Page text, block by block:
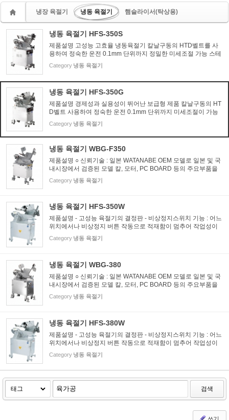
냉장 육절기 냉동 육절기 햄슬라이서(탁상용)
냉동 육절기 HFS-350S
제품설명 고성능 고효율 냉동육절기 칼날구동의 HTD벨트를 사
용하여 정숙한 운전 0.1mm 단위까지 정밀한 미세조절 가능 스테
인레스 계열의 특수강으로 된 칼날 채용으로 내마모성이 뛰어나
내구성이 강함 알루미늄 재질에서 최고급 재질인 7A를 사형주조
Category 냉동 육절기
냉동 육절기 HFS-350G
제품설명 경제성과 실용성이 뛰어난 보급형 제품 칼날구동의 HT
D벨트 사용하여 정숙한 운전 0.1mm 단위까지 미세조절이 가능
스테인레스계열의 특수강으로 된 칼날 채용으로 내구성이 강함
(독일제 칼 옵션) 알루미늄 재질중 최고급 재질인 7A를 사형주조
하여...
Category 냉동 육절기
냉동 육절기 WBG-F350
제품설명 ○ 신뢰기술 : 일본 WATANABE OEM 모델로 일본 및 국
내시장에서 검증된 모델 칼, 모터, PC BOARD 등의 주요부품을
일본 제품화하여 정밀제작된 최고급 모델 ○ 간편조작 : 0.1mm단
위까지 정밀한 두께조절 가능 ○ 청결설계 : 위생을 고려한 구조설
Category 냉동 육절기
냉동 육절기 HFS-350W
제품설명 - 고성능 육절기의 결정판 - 비상정지스위치 기능 : 어느
위치에서나 비상정지 버튼 작동으로 적재함이 멈추어 작업성이
편리함 - 원터치식으로 간편한 횡누름장치(특허출원) - 칼날 구동
시 HTD벨트를 사용하여 정숙한 운전 - 0.1mm 단위까지 정밀히...
Category 냉동 육절기
냉동 육절기 WBG-380
제품설명 ○ 신뢰기술 : 일본 WATANABE OEM 모델로 일본 및 국
내시장에서 검증된 모델 칼, 모터, PC BOARD 등의 주요부품을
일본 제품화하여 정밀제작된 최고급 모델 ○ 간편조작 : 0.1mm단
위까지 정밀한 두께조절 가능 ○ 청결설계 : 위생을 고려한 구조설
Category 냉동 육절기
냉동 육절기 HFS-380W
제품설명 - 고성능 육절기의 결정판 - 비상정지스위치 기능 : 어느
위치에서나 비상정지 버튼 작동으로 적재함이 멈추어 작업성이
편리함 - 원터치식으로 간편한 횡누름장치(특허출원) - 칼날 구동
시 HTD벨트를 사용하여 정숙한 운전 - 0.1mm 단위까지 정밀히...
Category 냉동 육절기
검색